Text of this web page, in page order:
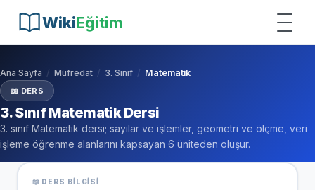
WikiEğitim
Ana Sayfa Müfredat 3. Sınıf Matematik
📖 DERS
3. Sınıf Matematik Dersi
3. sınıf Matematik dersi; sayılar ve işlemler, geometri ve ölçme, veri
işleme öğrenme alanlarını kapsayan 6 üniteden oluşur.
📖 DERS BILGISI